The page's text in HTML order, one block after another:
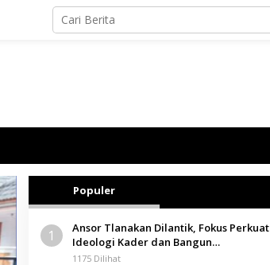
Populer
1
Ansor Tlanakan Dilantik, Fokus Perkuat
Ideologi Kader dan Bangun
Kemandirian Ekonomi
1175 Dilihat